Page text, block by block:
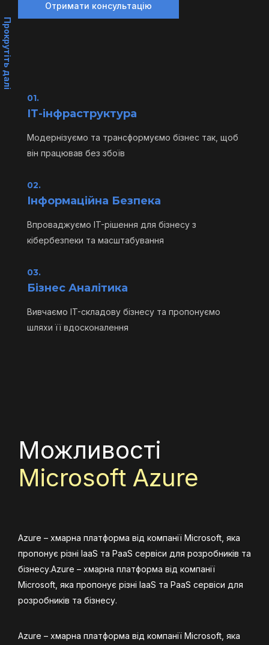
Отримати консультацію
Прокрутіть далі
01.
ІТ-інфраструктура
Модернізуємо та трансформуємо бізнес так, щоб
він працював без збоїв
02.
Інформаційна Безпека
Впроваджуємо IT-рішення для бізнесу з
кібербезпеки та масштабування
03.
Бізнес Аналітика
Вивчаємо IT-складову бізнесу та пропонуємо
шляхи її вдосконалення
Можливості
Microsoft Azure
Azure – хмарна платформа від компанії Microsoft, яка
пропонує різні IaaS та PaaS сервіси для розробників та
бізнесу.Azure – хмарна платформа від компанії
Microsoft, яка пропонує різні IaaS та PaaS сервіси для
розробників та бізнесу.
Azure – хмарна платформа від компанії Microsoft, яка